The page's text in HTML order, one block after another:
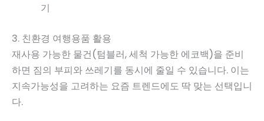
기
3. 친환경 여행용품 활용
재사용 가능한 물건(텀블러, 세척 가능한 에코백)을 준비
하면 짐의 부피와 쓰레기를 동시에 줄일 수 있습니다. 이는
지속가능성을 고려하는 요즘 트렌드에도 딱 맞는 선택입니
다.